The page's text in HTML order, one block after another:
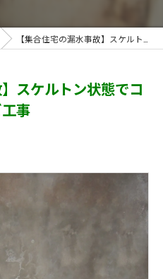
【集合住宅の漏水事故】スケルトン状態でコンクリート躯体防カビ工事
スケルトン状態でコ
事